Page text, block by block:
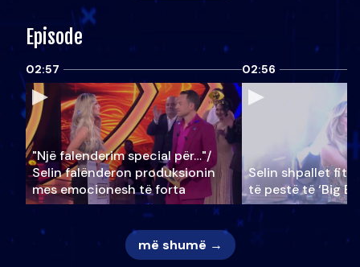
Episode
02:57
"Një falenderim special për…"/
Selin falënderon produksionin
mes emocionesh të forta
02:56
Selin shpallet
të pestë të ‘Big
më shumë →